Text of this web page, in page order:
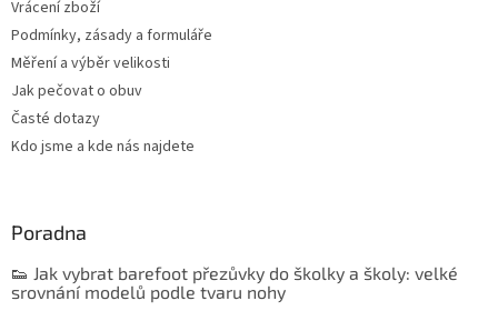
Vrácení zboží
Podmínky, zásady a formuláře
Měření a výběr velikosti
Jak pečovat o obuv
Časté dotazy
Kdo jsme a kde nás najdete
Poradna
👟 Jak vybrat barefoot přezůvky do školky a školy: velké
srovnání modelů podle tvaru nohy